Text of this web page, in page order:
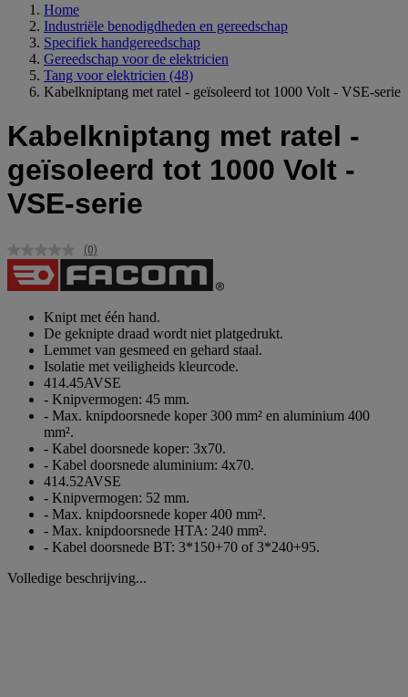
Home
Industriële benodigdheden en gereedschap
Specifiek handgereedschap
Gereedschap voor de elektricien
Tang voor elektricien (48)
Kabelkniptang met ratel - geïsoleerd tot 1000 Volt - VSE-serie
Kabelkniptang met ratel -
geïsoleerd tot 1000 Volt -
VSE-serie
Geen
scorewaarde.
Dezelfde
(0)
Knipt met één hand.
De geknipte draad wordt niet platgedrukt.
Lemmet van gesmeed en gehard staal.
Isolatie met veiligheids kleurcode.
414.45AVSE
- Knipvermogen: 45 mm.
- Max. knipdoorsnede koper 300 mm² en aluminium 400
mm².
- Kabel doorsnede koper: 3x70.
- Kabel doorsnede aluminium: 4x70.
414.52AVSE
- Knipvermogen: 52 mm.
- Max. knipdoorsnede koper 400 mm².
- Max. knipdoorsnede HTA: 240 mm².
- Kabel doorsnede BT: 3*150+70 of 3*240+95.
Volledige beschrijving...